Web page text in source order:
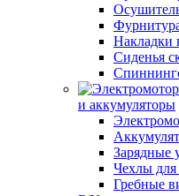
Накладки
Сиденья
и аккумуляторы
Зарядные
Чехлы для
Гребные